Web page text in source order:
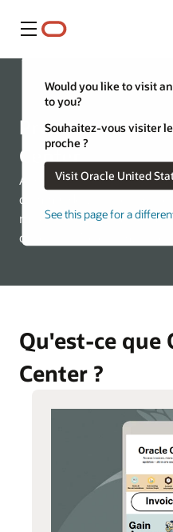
Menu
Would you like to visit
to you?
Souhaitez-vous visiter
proche ?
Visit Oracle United
See this page for a
Ressources
Présentation de
Center
Accédez à vos factures,
commandes, utilisez vos
mises à jour, le tout depuis
offre contrôle et simplicité.
Qu'est-ce que
Center ?